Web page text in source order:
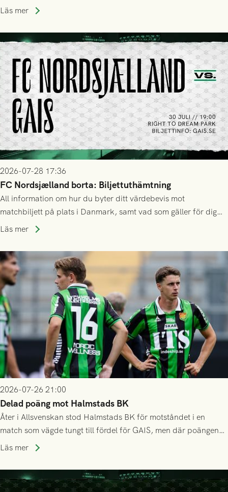
Läs mer
2026-07-28 17:36
FC Nordsjælland borta: Biljettuthämtning
All information om hur du byter ditt värdebevis mot
matchbiljett på plats i Danmark, samt vad som gäller för dig
som står på reservlista eller fått förhinder.
Läs mer
2026-07-26 21:00
Delad poäng mot Halmstads BK
Åter i Allsvenskan stod Halmstads BK för motståndet i en
match som vägde tungt till fördel för GAIS, men där poängen
delades efter dramatik på tilläggstid.
Läs mer